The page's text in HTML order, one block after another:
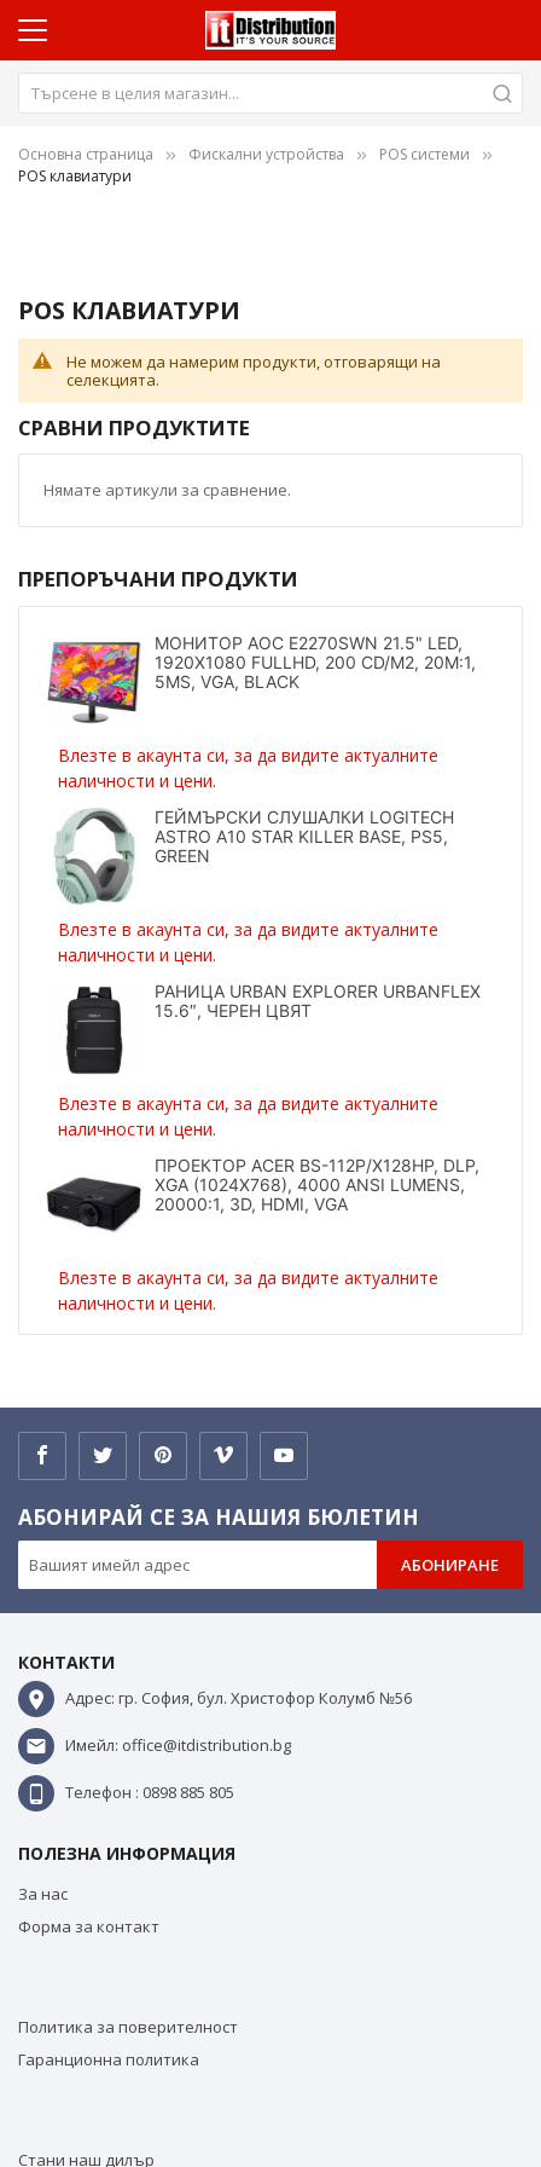
Основна страница Фискални устройства
POS системи
POS клавиатури
POS КЛАВИАТУРИ
Не можем да намерим продукти, отговарящи на
селекцията.
СРАВНИ ПРОДУКТИТЕ
Нямате артикули за сравнение.
ПРЕПОРЪЧАНИ ПРОДУКТИ
МОНИТОР AOC E2270SWN 21.5" LED,
1920X1080 FULLHD, 200 CD/M2, 20M:1,
5MS, VGA, BLACK
Влезте в акаунта си, за да видите актуалните
наличности и цени.
ГЕЙМЪРСКИ СЛУШАЛКИ LOGITECH
ASTRO A10 STAR KILLER BASE, PS5,
GREEN
Влезте в акаунта си, за да видите актуалните
наличности и цени.
РАНИЦА URBAN EXPLORER URBANFLEX
15.6″, ЧЕРЕН ЦВЯТ
Влезте в акаунта си, за да видите актуалните
наличности и цени.
ПРОЕКТОР ACER BS-112P/X128HP, DLP,
XGA (1024X768), 4000 ANSI LUMENS,
20000:1, 3D, HDMI, VGA
Влезте в акаунта си, за да видите актуалните
наличности и цени.
АБОНИРАЙ СЕ ЗА НАШИЯ БЮЛЕТИН
АБОНИРАНЕ
КОНТАКТИ
Адрес: гр. София, бул. Христофор Колумб №56
Имейл: office@itdistribution.bg
Телефон : 0898 885 805
ПОЛЕЗНА ИНФОРМАЦИЯ
За нас
Форма за контакт
Политика за поверителност
Гаранционна политика
Стани наш дилър